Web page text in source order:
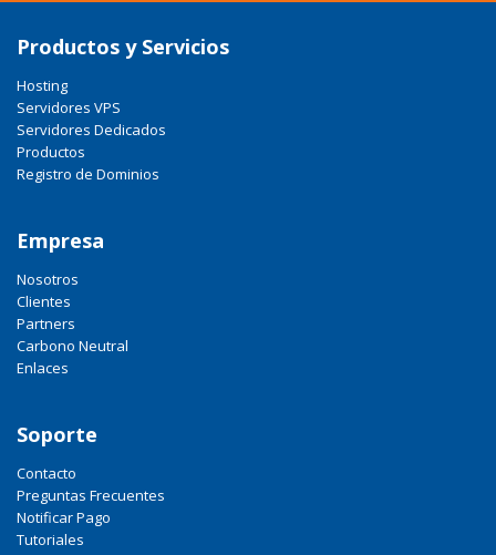
Productos y Servicios
Hosting
Servidores VPS
Servidores Dedicados
Productos
Registro de Dominios
Empresa
Nosotros
Clientes
Partners
Carbono Neutral
Enlaces
Soporte
Contacto
Preguntas Frecuentes
Notificar Pago
Tutoriales